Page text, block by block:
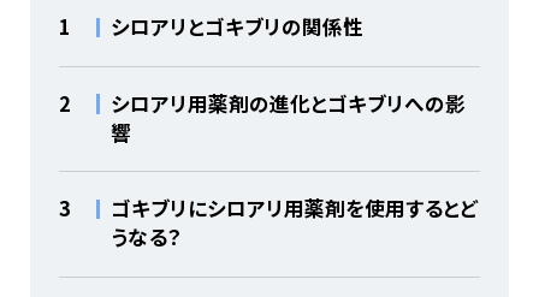
1 シロアリとゴキブリの関係性
2
シロアリ用薬剤の進化とゴキブリへの影
響
3
ゴキブリにシロアリ用薬剤を使用するとど
うなる？